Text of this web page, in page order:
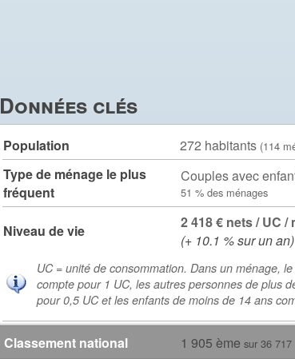
Données clés
Population 272 habitants (114
Type de ménage le plus
fréquent
Couples avec
51 % des ménages
Niveau de vie
2 418 € nets / UC /
(+ 10.1 % sur un an)
UC = unité de consommation. Dans un ménage,
compte pour 1 UC, les autres personnes de plus
pour 0,5 UC et les enfants de moins de 14 ans
Classement national 1 905 ème sur 36 717